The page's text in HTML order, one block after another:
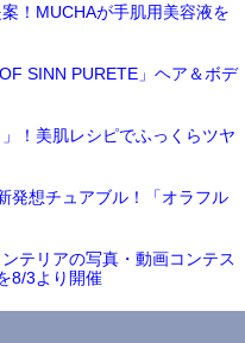
！MUCHAが手肌用美容液を
SINN PURETE」ヘア＆ボデ
！美肌レシピでふっくらツヤ
発想チュアブル！「オラフル
テリアの写真・動画コンテス
8/3より開催